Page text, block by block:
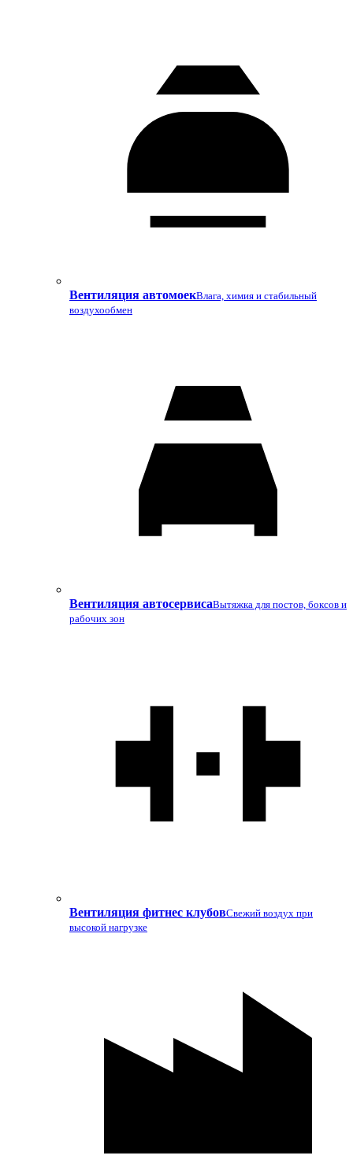
Вентиляция автомоекВлага, химия и стабильный
воздухообмен
Вентиляция автосервисаВытяжка для постов, боксов и
рабочих зон
Вентиляция фитнес клубовСвежий воздух при
высокой нагрузке